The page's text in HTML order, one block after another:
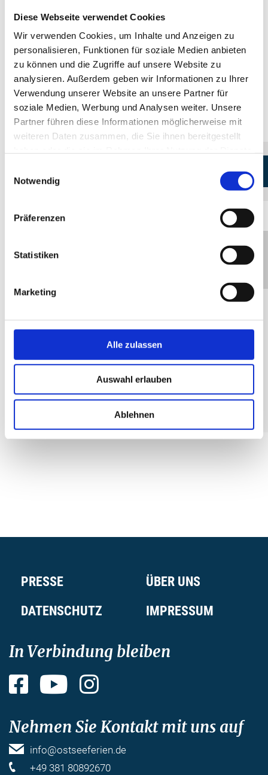
Diese Webseite verwendet Cookies
Wir verwenden Cookies, um Inhalte und Anzeigen zu
personalisieren, Funktionen für soziale Medien anbieten
zu können und die Zugriffe auf unsere Website zu
analysieren. Außerdem geben wir Informationen zu Ihrer
Verwendung unserer Website an unsere Partner für
soziale Medien, Werbung und Analysen weiter. Unsere
Partner führen diese Informationen möglicherweise mit
weiteren Daten zusammen, die Sie ihnen bereitgestellt
Notwendig
Präferenzen
Statistiken
Marketing
Alle zulassen
Auswahl erlauben
Ablehnen
angesiedelt, die handgefertigte Produkte auf höchstem
Niveau herstellen und ihre Werkstätten für Besucher öffnen.
Traditionelles handwerkliches Knowhow verbindet sich mit
zeitgenössischem Design und mit nachhaltigen,
hochwertigen Materialien.Hier geht es auf "ManufakTour"
>>
Keramikwerkstatt Tonperle
Gebrauchsgeschirr sowie Gartenkeramik
mit bunter bzw. weißer Craquelé-Glasur
Öffnungszeiten
Jan-Dez: Mo-Fr 10-15.30 Uhr
Keramikwerkstatt Tonperle
+49 174 1612338
ka-roline@gmx.de
Standort
PRESSE
ÜBER UNS
DATENSCHUTZ
IMPRESSUM
In Verbindung bleiben
Facebook YouTube
Nehmen Sie Kontakt mit uns auf
info@ostseeferien.de
+49 381 80892670